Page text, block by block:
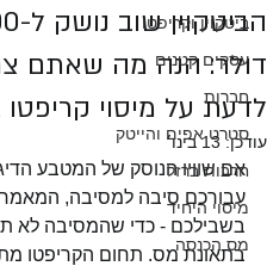
ביטקוין וקריפטו
עסקים קטנים
חברות
סטרט אפים והייטק
חרבות ברזל
מיסוי היחיד
מס הכנסה
דולר: הנה מה שאתם
לדעת על מיסוי קריפטו ב-
עודכן: 13 בינו׳
אם שוויו הנוסק של המטבע
עבורכם סיבה למסיבה,
בשבילכם - כדי שהמסיבה לא
בתאונת מס. תחום הקריפטו